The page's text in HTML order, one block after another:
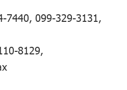
7440, 099-329-3131 ,
8129,